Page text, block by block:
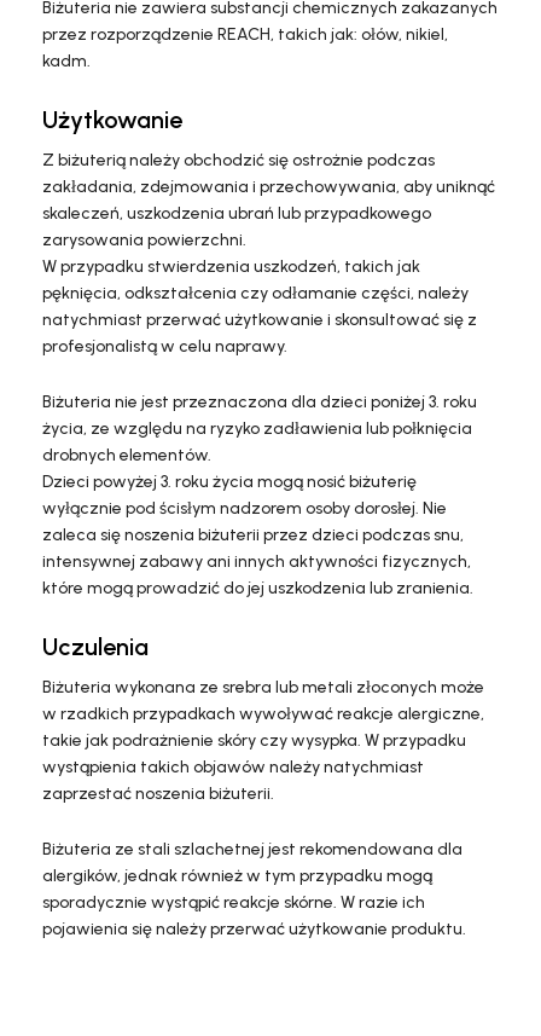
Biżuteria nie zawiera substancji chemicznych zakazanych
przez rozporządzenie REACH, takich jak: ołów, nikiel,
kadm.
Użytkowanie
Z biżuterią należy obchodzić się ostrożnie podczas
zakładania, zdejmowania i przechowywania, aby uniknąć
skaleczeń, uszkodzenia ubrań lub przypadkowego
zarysowania powierzchni.
W przypadku stwierdzenia uszkodzeń, takich jak
pęknięcia, odkształcenia czy odłamanie części, należy
natychmiast przerwać użytkowanie i skonsultować się z
profesjonalistą w celu naprawy.
Biżuteria nie jest przeznaczona dla dzieci poniżej 3. roku
życia, ze względu na ryzyko zadławienia lub połknięcia
drobnych elementów.
Dzieci powyżej 3. roku życia mogą nosić biżuterię
wyłącznie pod ścisłym nadzorem osoby dorosłej. Nie
zaleca się noszenia biżuterii przez dzieci podczas snu,
intensywnej zabawy ani innych aktywności fizycznych,
które mogą prowadzić do jej uszkodzenia lub zranienia.
Uczulenia
Biżuteria wykonana ze srebra lub metali złoconych może
w rzadkich przypadkach wywoływać reakcje alergiczne,
takie jak podrażnienie skóry czy wysypka. W przypadku
wystąpienia takich objawów należy natychmiast
zaprzestać noszenia biżuterii.
Biżuteria ze stali szlachetnej jest rekomendowana dla
alergików, jednak również w tym przypadku mogą
sporadycznie wystąpić reakcje skórne. W razie ich
pojawienia się należy przerwać użytkowanie produktu.